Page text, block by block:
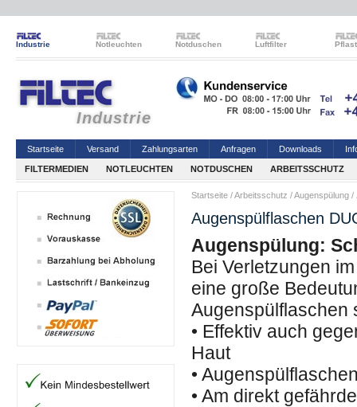
Industrie Notleuchten Notduschen Luftfilter
Industrie
Startseite Versand Zahlungsarten Anfragen Downloads
FILTERMEDIEN NOTLEUCHTEN NOTDUSCHEN ARBEITSSCHUTZ
Startseite /Arbeitsschutz /Augenspülung /
Augenspülflaschen
Augenspülung:
Bei Verletzungen
eine große
Augenspülflaschen
• Effektiv auch
Haut
•
• Am direkt